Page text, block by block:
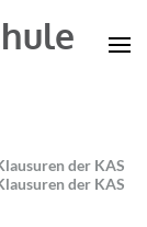
der KAS
der KAS